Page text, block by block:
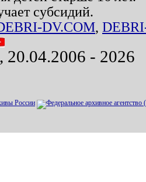
субсидий.
DV.COM,
- 2026